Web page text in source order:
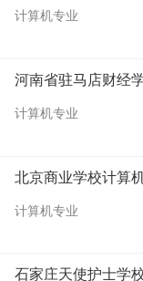
计算机专业
河南省驻马店财经
计算机专业
北京商业学校计算
计算机专业
石家庄天使护士学